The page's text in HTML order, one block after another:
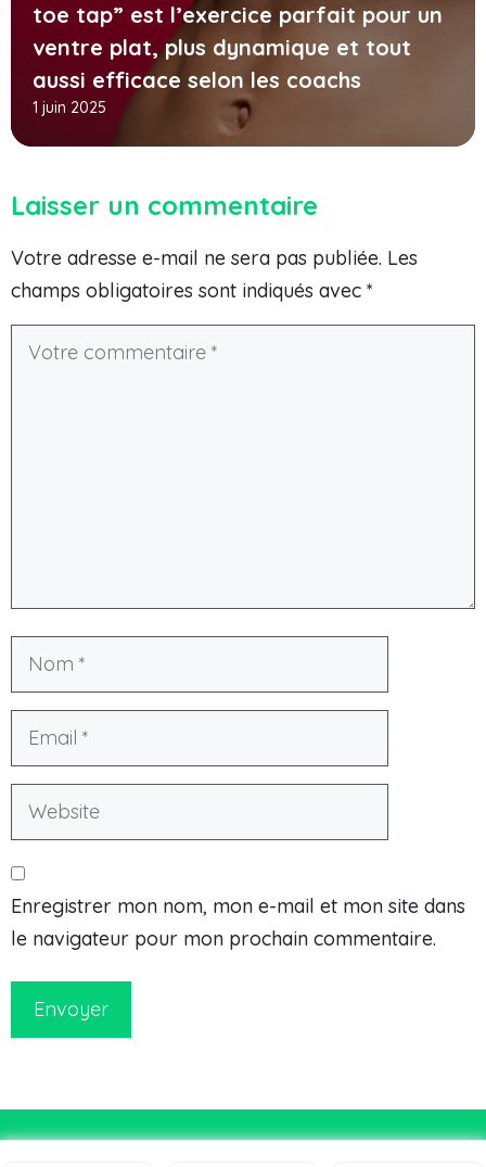
toe tap” est l’exercice parfait pour un
ventre plat, plus dynamique et tout
aussi efficace selon les coachs
1 juin 2025
Laisser un commentaire
Votre adresse e-mail ne sera pas publiée. Les
champs obligatoires sont indiqués avec *
Enregistrer mon nom, mon e-mail et mon site dans
le navigateur pour mon prochain commentaire.
Envoyer